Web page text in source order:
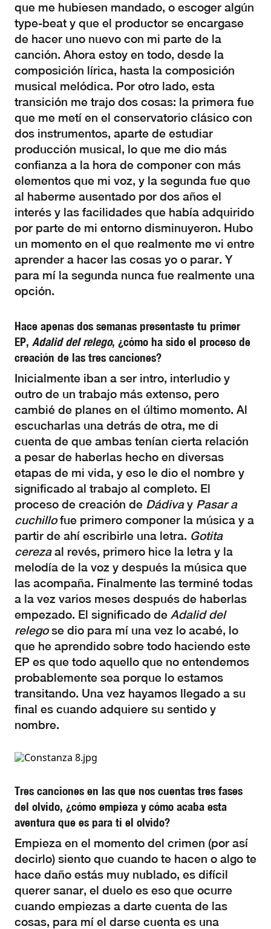
que me hubiesen mandado, o escoger algún
type-beat y que el productor se encargase
de hacer uno nuevo con mi parte de la
canción. Ahora estoy en todo, desde la
composición lírica, hasta la composición
musical melódica. Por otro lado, esta
transición me trajo dos cosas: la primera fue
que me metí en el conservatorio clásico con
dos instrumentos, aparte de estudiar
producción musical, lo que me dio más
confianza a la hora de componer con más
elementos que mi voz, y la segunda fue que
al haberme ausentado por dos años el
interés y las facilidades que había adquirido
por parte de mi entorno disminuyeron. Hubo
un momento en el que realmente me vi entre
aprender a hacer las cosas yo o parar. Y
para mí la segunda nunca fue realmente una
opción.
Hace apenas dos semanas presentaste tu primer
EP, Adalid del relego, ¿cómo ha sido el proceso de
creación de las tres canciones?
Inicialmente iban a ser intro, interludio y
outro de un trabajo más extenso, pero
cambié de planes en el último momento. Al
escucharlas una detrás de otra, me di
cuenta de que ambas tenían cierta relación
a pesar de haberlas hecho en diversas
etapas de mi vida, y eso le dio el nombre y
significado al trabajo al completo. El
proceso de creación de Dádivay Pasar a
cuchillofue primero componer la música y a
partir de ahí escribirle una letra. Gotita
cerezaal revés, primero hice la letra y la
melodía de la voz y después la música que
las acompaña. Finalmente las terminé todas
a la vez varios meses después de haberlas
empezado. El significado de Adalid del
relegose dio para mí una vez lo acabé, lo
que he aprendido sobre todo haciendo este
EP es que todo aquello que no entendemos
probablemente sea porque lo estamos
transitando. Una vez hayamos llegado a su
final es cuando adquiere su sentido y
nombre.
Tres canciones en las que nos cuentas tres fases
del olvido, ¿cómo empieza y cómo acaba esta
aventura que es para ti el olvido?
Empieza en el momento del crimen (por así
decirlo) siento que cuando te hacen o algo te
hace daño estás muy nublado, es difícil
querer sanar, el duelo es eso que ocurre
cuando empiezas a darte cuenta de las
cosas, para mí el darse cuenta es una